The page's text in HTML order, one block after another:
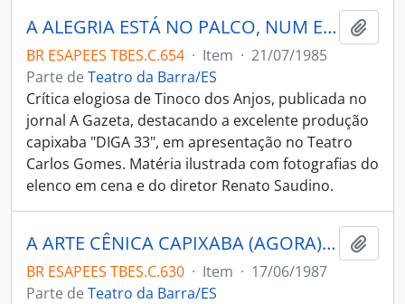
A ALEGRIA ESTÁ NO PALCO, NUM ESPETÁCULO CAPIXABA
BR ESAPEES TBES.C.654 · Item · 21/07/1985
Parte de Teatro da Barra/ES
Crítica elogiosa de Tinoco dos Anjos, publicada no
jornal A Gazeta, destacando a excelente produção
capixaba "DIGA 33", em apresentação no Teatro
Carlos Gomes. Matéria ilustrada com fotografias do
elenco em cena e do diretor Renato Saudino.
A ARTE CÊNICA CAPIXABA (AGORA) TEM MEMÓRIA
BR ESAPEES TBES.C.630 · Item · 17/06/1987
Parte de Teatro da Barra/ES